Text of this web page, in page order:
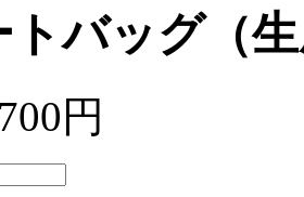
トバッグ（
円